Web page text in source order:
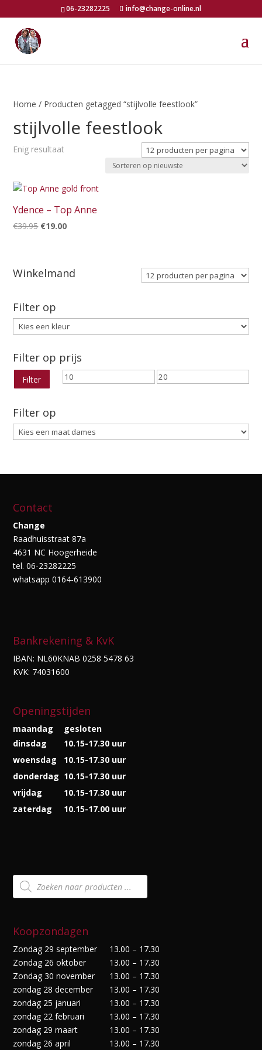
06-23282225 info@change-online.nl
Home / Producten getagged “stijlvolle feestlook”
stijlvolle feestlook
Enig resultaat
Ydence – Top Anne
€39.95 Oorspronkelijke
€19.00Huidige
Winkelmand
Filter op
Filter op prijs
Min.
Max.
Filter
Filter op
Contact
Change
Raadhuisstraat 87a
4631 NC Hoogerheide
tel. 06-23282225
whatsapp 0164-613900
Bankrekening & KvK
IBAN: NL60KNAB 0258 5478 63
KVK: 74031600
Openingstijden
maandag
gesloten
dinsdag
10.15-17.30 uur
woensdag
10.15-17.30 uur
donderdag 10.15-17.30 uur
vrijdag
10.15-17.30 uur
zaterdag
10.15-17.00 uur
Producten
zoeken
Koopzondagen
Zondag 29 september
13.00 – 17.30
Zondag 26 oktober
13.00 – 17.30
Zondag 30 november
13.00 – 17.30
zondag 28 december
13.00 – 17.30
zondag 25 januari
13.00 – 17.30
zondag 22 februari
13.00 – 17.30
zondag 29 maart
13.00 – 17.30
zondag 26 april
13.00 – 17.30